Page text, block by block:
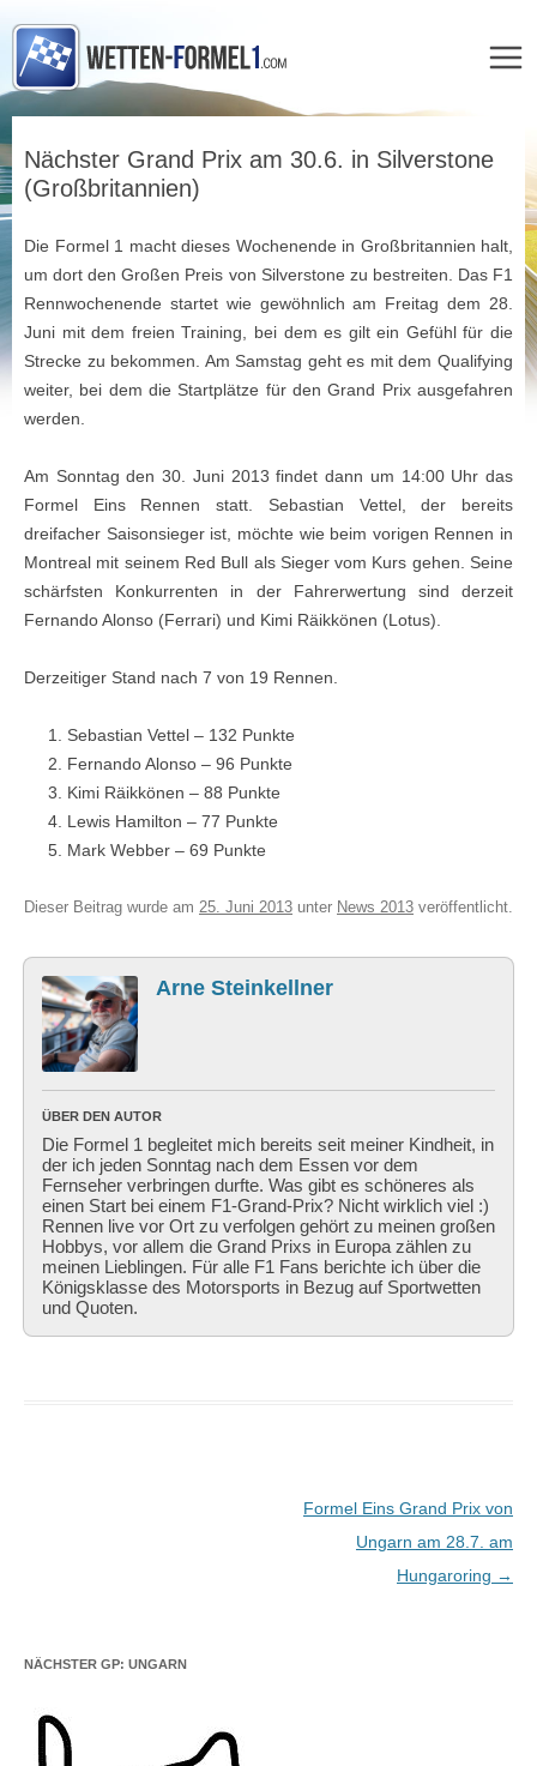
springen
Nächster Grand Prix am 30.6. in Silverstone
(Großbritannien)
Die Formel 1 macht dieses Wochenende in Großbritannien halt,
um dort den Großen Preis von Silverstone zu bestreiten. Das F1
Rennwochenende startet wie gewöhnlich am Freitag dem 28.
Juni mit dem freien Training, bei dem es gilt ein Gefühl für die
Strecke zu bekommen. Am Samstag geht es mit dem Qualifying
weiter, bei dem die Startplätze für den Grand Prix ausgefahren
werden.
Am Sonntag den 30. Juni 2013 findet dann um 14:00 Uhr das
Formel Eins Rennen statt. Sebastian Vettel, der bereits
dreifacher Saisonsieger ist, möchte wie beim vorigen Rennen in
Montreal mit seinem Red Bull als Sieger vom Kurs gehen. Seine
schärfsten Konkurrenten in der Fahrerwertung sind derzeit
Fernando Alonso (Ferrari) und Kimi Räikkönen (Lotus).
Derzeitiger Stand nach 7 von 19 Rennen.
Sebastian Vettel – 132 Punkte
Fernando Alonso – 96 Punkte
Kimi Räikkönen – 88 Punkte
Lewis Hamilton – 77 Punkte
Mark Webber – 69 Punkte
Dieser Beitrag wurde am 25. Juni 2013 unter News 2013 veröffentlicht.
Arne Steinkellner
ÜBER DEN AUTOR
Die Formel 1 begleitet mich bereits seit meiner Kindheit, in
der ich jeden Sonntag nach dem Essen vor dem
Fernseher verbringen durfte. Was gibt es schöneres als
einen Start bei einem F1-Grand-Prix? Nicht wirklich viel :)
Rennen live vor Ort zu verfolgen gehört zu meinen großen
Hobbys, vor allem die Grand Prixs in Europa zählen zu
meinen Lieblingen. Für alle F1 Fans berichte ich über die
Königsklasse des Motorsports in Bezug auf Sportwetten
und Quoten.
Formel Eins Grand Prix von
Ungarn am 28.7. am
Hungaroring →
NÄCHSTER GP: UNGARN